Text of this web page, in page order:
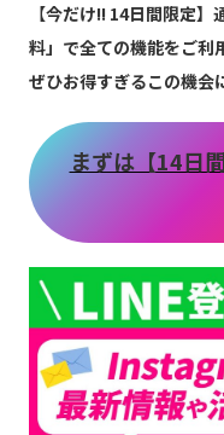
【今だけ!! 14日間限定】
料」で全ての機能をご利
ぜひお得すぎるこの機会
まずは【14日